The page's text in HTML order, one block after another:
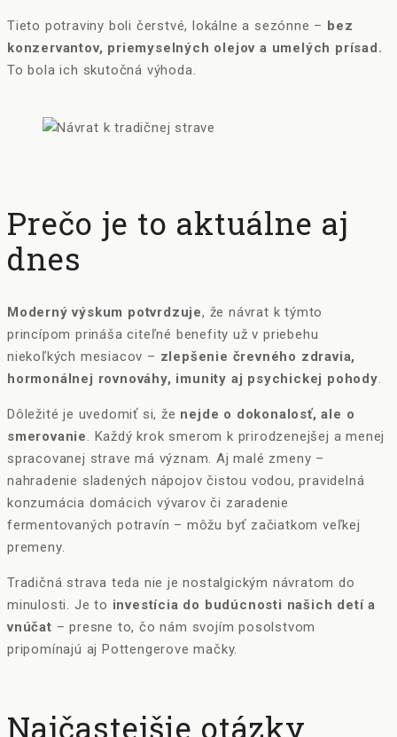
Tieto potraviny boli čerstvé, lokálne a sezónne – bez
konzervantov, priemyselných olejov a umelých prísad.
To bola ich skutočná výhoda.
Prečo je to aktuálne aj
dnes
Moderný výskum potvrdzuje, že návrat k týmto
princípom prináša citeľné benefity už v priebehu
niekoľkých mesiacov – zlepšenie črevného zdravia,
hormonálnej rovnováhy, imunity aj psychickej pohody.
Dôležité je uvedomiť si, že nejde o dokonalosť, ale o
smerovanie. Každý krok smerom k prirodzenejšej a menej
spracovanej strave má význam. Aj malé zmeny –
nahradenie sladených nápojov čistou vodou, pravidelná
konzumácia domácich vývarov či zaradenie
fermentovaných potravín – môžu byť začiatkom veľkej
premeny.
Tradičná strava teda nie je nostalgickým návratom do
minulosti. Je to investícia do budúcnosti našich detí a
vnúčat – presne to, čo nám svojím posolstvom
pripomínajú aj Pottengerove mačky.
Najčastejšie otázky